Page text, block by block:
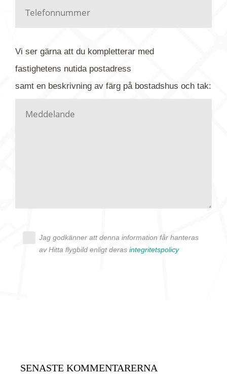
Har du kanske en urblekt flygbild ber vi dig titta på
kontaktar dig så fort vi kan, givetvis utan
Vi ser gärna att du kompletterar med
fastighetens nutidapostadress
samt en beskrivning av färg på bostadshus och tak:
Jag godkänner att denna information får hanteras
av Hitta flygbild enligt deras integritetspolicy
SENASTE KOMMENTARERNA